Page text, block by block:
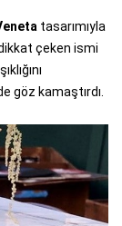
tasarımıyla
çeken ismi
göz kamaştırdı.